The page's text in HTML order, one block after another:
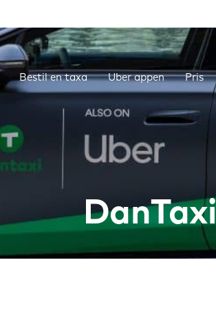
Bestil en taxa Uber appen Pris
DanTaxi